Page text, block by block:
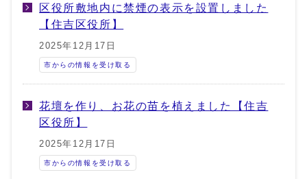
区役所敷地内に禁煙の表示を設置しました
【住吉区役所】
2025年12月17日
市からの情報を受け取る
花壇を作り、お花の苗を植えました【住吉
区役所】
2025年12月17日
市からの情報を受け取る